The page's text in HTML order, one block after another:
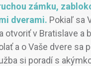
zámku,
dverami. Pokiaľ sa
otvoriť v Bratislave a
a o Vaše dvere sa
si poradí s